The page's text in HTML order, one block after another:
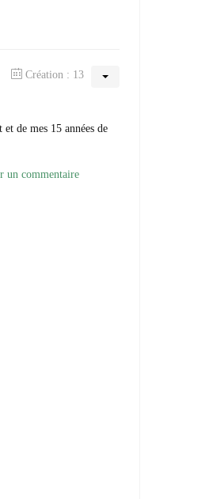
Création : 13
de mes 15 années de
un commentaire